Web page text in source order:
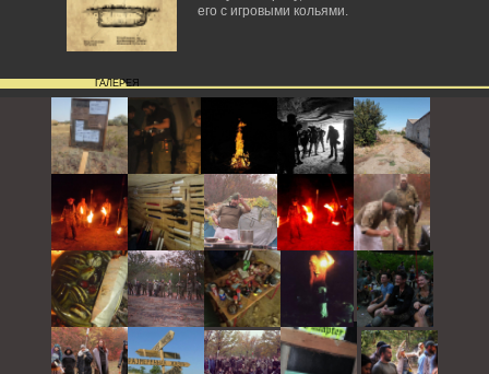
его с игровыми кольями.
ГАЛЕРЕЯ